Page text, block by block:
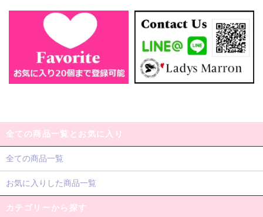
全ての商品一覧とお気に入り
全ての商品一覧
お気に入りした商品一覧
カテゴリーから探す